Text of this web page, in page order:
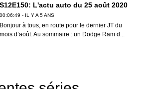
S12E150: L'actu auto du 25 août 2020
00:06:49 - IL Y A 5 ANS
Bonjour à tous, en route pour le dernier JT du
mois d’août. Au sommaire : un Dodge Ram d...